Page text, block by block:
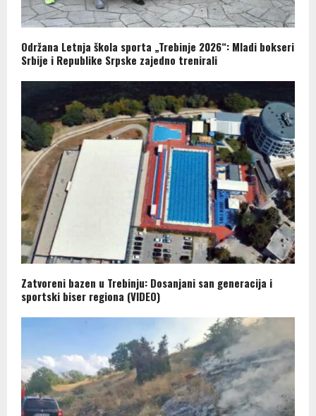
Održana Letnja škola sporta „Trebinje 2026“: Mladi bokseri
Srbije i Republike Srpske zajedno trenirali
Zatvoreni bazen u Trebinju: Dosanjani san generacija i
sportski biser regiona (VIDEO)